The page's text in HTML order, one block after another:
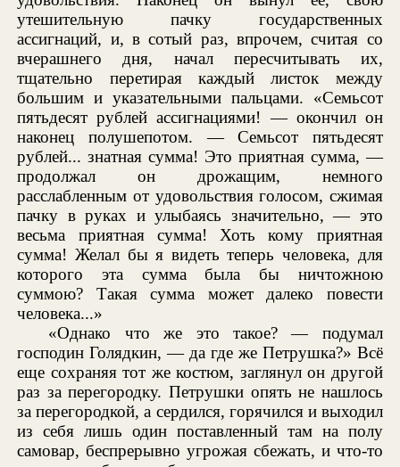
утешительную пачку государственных
ассигнаций, и, в сотый раз, впрочем, считая со
вчерашнего дня, начал пересчитывать их,
тщательно перетирая каждый листок между
большим и указательными пальцами. «Семьсот
пятьдесят рублей ассигнациями! — окончил он
наконец полушепотом. — Семьсот пятьдесят
рублей... знатная сумма! Это приятная сумма, —
продолжал он дрожащим, немного
расслабленным от удовольствия голосом, сжимая
пачку в руках и улыбаясь значительно, — это
весьма приятная сумма! Хоть кому приятная
сумма! Желал бы я видеть теперь человека, для
которого эта сумма была бы ничтожною
суммою? Такая сумма может далеко повести
человека...»
«Однако что же это такое? — подумал
господин Голядкин, — да где же Петрушка?» Всё
еще сохраняя тот же костюм, заглянул он другой
раз за перегородку. Петрушки опять не нашлось
за перегородкой, а сердился, горячился и выходил
из себя лишь один поставленный там на полу
самовар, беспрерывно угрожая сбежать, и что-то